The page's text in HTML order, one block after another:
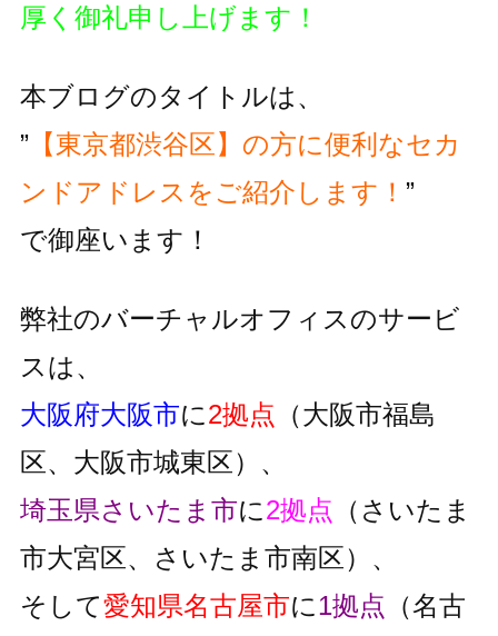
厚く御礼申し上げます！
本ブログのタイトルは、
”【東京都渋谷区】の方に便利なセカ
ンドアドレスをご紹介します！ ”
で御座います！
弊社のバーチャルオフィスのサービ
スは、
大阪府大阪市に2拠点 （大阪市福島
区、大阪市城東区）、
埼玉県さいたま市に2拠点 （さいたま
市大宮区、さいたま市南区）、
そして愛知県名古屋市に1拠点 （名古